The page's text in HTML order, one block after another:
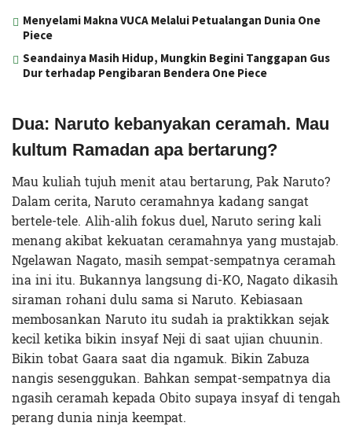
Menyelami Makna VUCA Melalui Petualangan Dunia One
Piece
Seandainya Masih Hidup, Mungkin Begini Tanggapan Gus
Dur terhadap Pengibaran Bendera One Piece
Dua: Naruto kebanyakan ceramah. Mau
kultum Ramadan apa bertarung?
Mau kuliah tujuh menit atau bertarung, Pak Naruto?
Dalam cerita, Naruto ceramahnya kadang sangat
bertele-tele. Alih-alih fokus duel, Naruto sering kali
menang akibat kekuatan ceramahnya yang mustajab.
Ngelawan Nagato, masih sempat-sempatnya ceramah
ina ini itu. Bukannya langsung di-KO, Nagato dikasih
siraman rohani dulu sama si Naruto. Kebiasaan
membosankan Naruto itu sudah ia praktikkan sejak
kecil ketika bikin insyaf Neji di saat ujian chuunin.
Bikin tobat Gaara saat dia ngamuk. Bikin Zabuza
nangis sesenggukan. Bahkan sempat-sempatnya dia
ngasih ceramah kepada Obito supaya insyaf di tengah
perang dunia ninja keempat.